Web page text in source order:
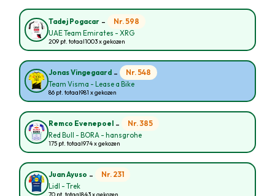
Tadej Pogacar - Nr. 598
UAE Team Emirates - XRG
209 pt. totaal1003 x gekozen
Jonas Vingegaard - Nr. 548
Team Visma - Lease a Bike
86 pt. totaal981 x gekozen
Remco Evenepoel - Nr. 385
Red Bull - BORA - hansgrohe
175 pt. totaal974 x gekozen
Juan Ayuso - Nr. 231
Lidl - Trek